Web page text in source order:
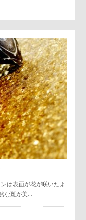
は表面が花が咲いたよ
な斑が美…